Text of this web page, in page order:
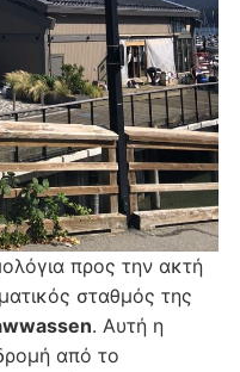
προς την ακτή
σταθμός της
. Αυτή η
από το